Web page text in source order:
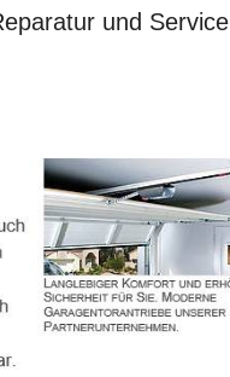
und Service